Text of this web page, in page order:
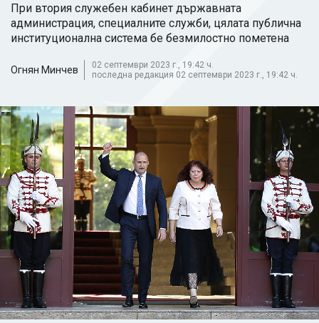
При втория служебен кабинет държавната
администрация, специалните служби, цялата публична
институционална система бе безмилостно пометена
Огнян Минчев
02 септември 2023 г., 19:42 ч.
последна редакция 02 септември 2023 г., 19:42 ч.